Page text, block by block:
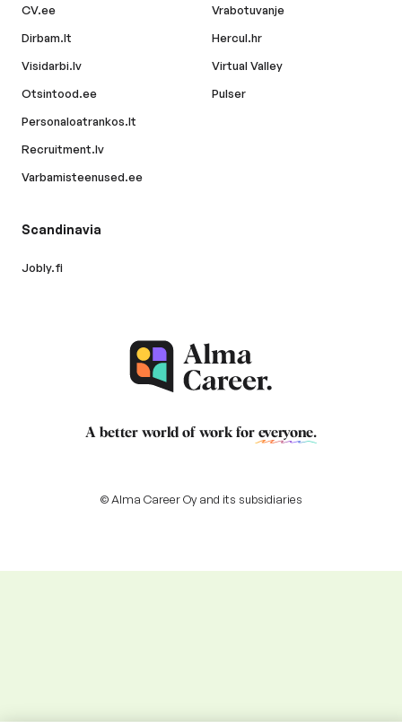
CV.ee
Dirbam.lt
Visidarbi.lv
Otsintood.ee
Personaloatrankos.lt
Recruitment.lv
Varbamisteenused.ee
Vrabotuvanje
Hercul.hr
Virtual Valley
Pulser
Scandinavia
Jobly.fi
A better world of work for everyone.
© Alma Career Oy and its subsidiaries